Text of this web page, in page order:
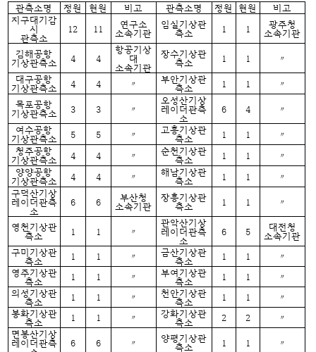
관측소명 정원 현원 비고 관측소명 정원 현원
비고
지구대기감
시
관측소
12 11 연구소
소속기관
임실기상관
측소 1 1 광주청
소속기관
김해공항
기상관측소 4 4
항공기상
대
소속기관
장수기상관
측소 1 1
〃
대구공항
기상관측소 4 4 〃 부안기상관
측소 1 1
〃
목포공항
기상관측소 3 3 〃
오성산기상
레이더관측
소
6 4
〃
여수공항
기상관측소 5 5 〃 고흥기상관
측소 1 1
〃
청주공항
기상관측소 4 4 〃 순천기상관
측소 1 1
〃
양양공항
기상관측소 4 4 〃 해남기상관
측소 1 1
〃
구덕산기상
레이더관측
소
6 6 부산청
소속기관
장흥기상관
측소 1 1 〃
영천기상관
측소 1 1 〃
관악산기상
레이더관측
소
6 5 대전청
소속기관
구미기상관
측소 1 1 〃 금산기상관
측소 1 1
〃
영주기상관
측소 1 1 〃 부여기상관
측소 1 1
〃
의성기상관
측소 1 1 〃 천안기상관
측소 1 1
〃
봉화기상관
측소 1 1 〃 강화기상관
측소 2 2
〃
면봉산기상
레이더관측 6 6 〃 양평기상관
측소 1 1
〃